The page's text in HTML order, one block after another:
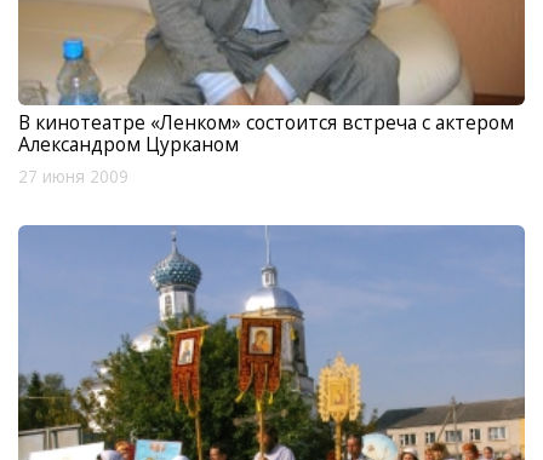
В кинотеатре «Ленком» состоится встреча с актером
Александром Цурканом
27 июня 2009